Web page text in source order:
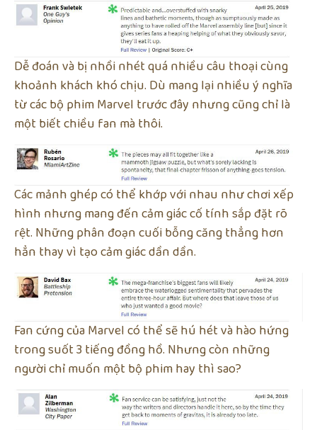
Dễ đoán và bị nhồi nhét quá nhiều câu thoại cùng
khoảnh khách khó chịu. Dù mang lại nhiều ý nghĩa
từ các bộ phim Marvel trước đây nhưng cũng chỉ là
một biết chiều fan mà thôi.
Các mảnh ghép có thể khớp với nhau như chơi xếp
hình nhưng mang đến cảm giác cố tính sắp đặt rõ
rệt. Những phân đoạn cuối bỗng căng thẳng hơn
hẳn thay vì tạo cảm giác dần dần.
Fan cứng của Marvel có thể sẽ hú hét và hào hứng
trong suốt 3 tiếng đồng hồ. Nhưng còn những
người chỉ muốn một bộ phim hay thì sao?